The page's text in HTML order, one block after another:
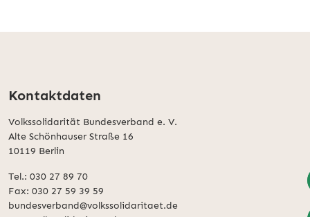
Kontaktdaten
Volkssolidarität Bundesverband e. V.
Alte Schönhauser Straße 16
10119 Berlin
Tel.: 030 27 89 70
Fax: 030 27 59 39 59
bundesverband@volkssolidaritaet.de